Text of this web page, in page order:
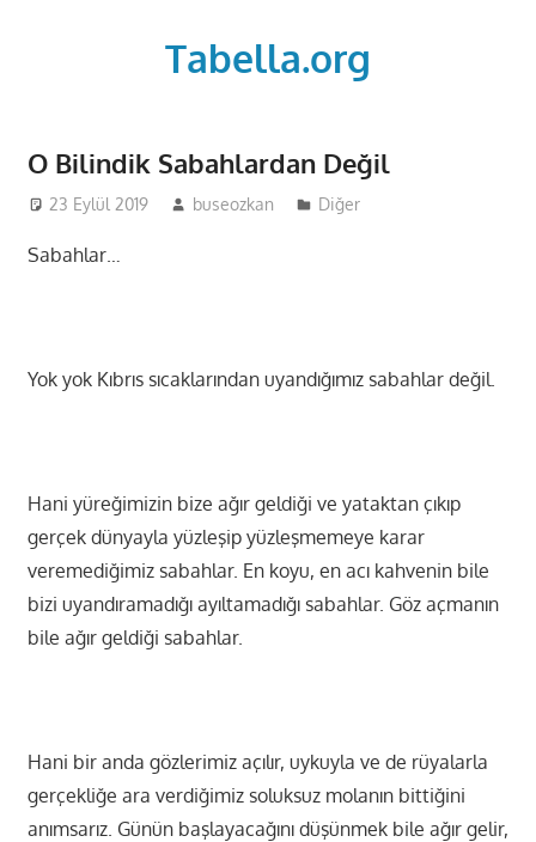
Tabella.org
O Bilindik Sabahlardan Değil
23 Eylül 2019 buseozkan Diğer
Sabahlar…
Yok yok Kıbrıs sıcaklarından uyandığımız sabahlar değil.
Hani yüreğimizin bize ağır geldiği ve yataktan çıkıp
gerçek dünyayla yüzleşip yüzleşmemeye karar
veremediğimiz sabahlar. En koyu, en acı kahvenin bile
bizi uyandıramadığı ayıltamadığı sabahlar. Göz açmanın
bile ağır geldiği sabahlar.
Hani bir anda gözlerimiz açılır, uykuyla ve de rüyalarla
gerçekliğe ara verdiğimiz soluksuz molanın bittiğini
anımsarız. Günün başlayacağını düşünmek bile ağır gelir,